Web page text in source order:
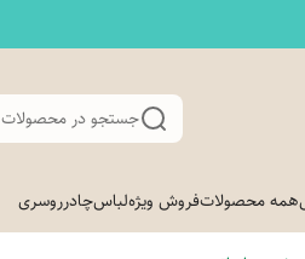
جستجو در محصولات
همه محصولاتفروش ویژهلباسچادرروسری